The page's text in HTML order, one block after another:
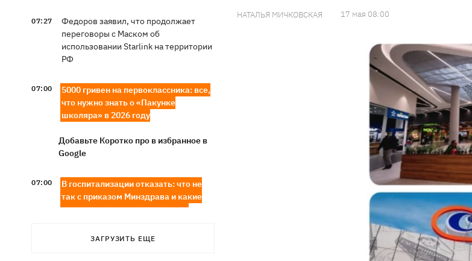
07:27
Федоров заявил, что продолжает
переговоры с Маском об
использовании Starlink на территории
РФ
07:00
5000 гривен на первоклассника: все,
что нужно знать о «Пакунке
школяра» в 2026 году
Добавьте Коротко про в избранное в
Google
07:00
В госпитализации отказать: что не
так с приказом Минздрава и какие
теперь критерии для лечения в
ЗАГРУЗИТЬ ЕЩЕ
НАТАЛЬЯ МИЧКОВСКАЯ 17 мая 08:00